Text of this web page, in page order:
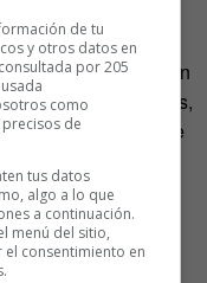
Media Animation
de 300 animadores,
y artistas que
animado?
de tu
y otros datos en
por 205
como
de
tus datos
algo a lo que
a continuación.
menú del sitio,
consentimiento en